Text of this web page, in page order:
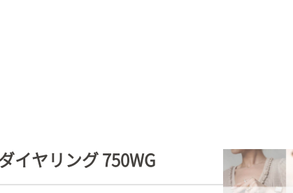
イヤリング 750WG